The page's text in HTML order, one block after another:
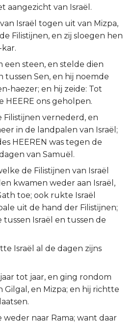
aangezicht van Israël.
Israël togen uit van Mizpa,
Filistijnen, en zij sloegen hen
een steen, en stelde dien
tussen Sen, en hij noemde
haezer; en hij zeide: Tot
HEERE ons geholpen.
Filistijnen vernederd, en
in de landpalen van Israël;
HEEREN was tegen de
van Samuël.
de Filistijnen van Israël
kwamen weder aan Israël,
toe; ook rukte Israël
uit de hand der Filistijnen;
tussen Israël en tussen de
Israël al de dagen zijns
tot jaar, en ging rondom
Gilgal, en Mizpa; en hij richtte
weder naar Rama; want daar